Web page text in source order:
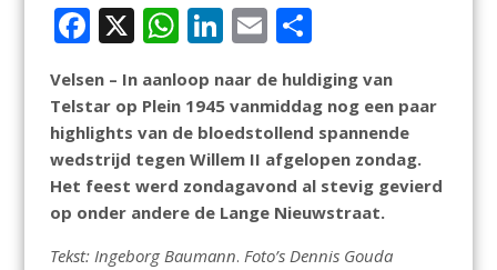
F
e
b
o
o
k
X W
at
s
A
p
Li
k
e
dI
n
E
m
ai
l
D
el
e
n
Velsen – In aanloop naar de huldiging van
Telstar op Plein 1945 vanmiddag nog een paar
highlights van de bloedstollend spannende
wedstrijd tegen Willem II afgelopen zondag.
Het feest werd zondagavond al stevig gevierd
op onder andere de Lange Nieuwstraat.
Tekst: Ingeborg Baumann. Foto’s Dennis Gouda